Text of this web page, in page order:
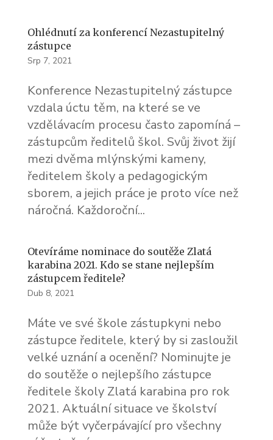
Ohlédnutí za konferencí Nezastupitelný
zástupce
Srp 7, 2021
Konference Nezastupitelný zástupce
vzdala úctu těm, na které se ve
vzdělávacím procesu často zapomíná –
zástupcům ředitelů škol. Svůj život žijí
mezi dvěma mlýnskými kameny,
ředitelem školy a pedagogickým
sborem, a jejich práce je proto více než
náročná. Každoroční...
Otevíráme nominace do soutěže Zlatá
karabina 2021. Kdo se stane nejlepším
zástupcem ředitele?
Dub 8, 2021
Máte ve své škole zástupkyni nebo
zástupce ředitele, který by si zasloužil
velké uznání a ocenění? Nominujte je
do soutěže o nejlepšího zástupce
ředitele školy Zlatá karabina pro rok
2021. Aktuální situace ve školství
může být vyčerpávající pro všechny